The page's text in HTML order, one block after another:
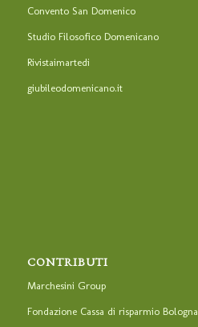
Convento San Domenico
Studio Filosofico Domenicano
Rivistaimartedi
giubileodomenicano.it
CONTRIBUTI
Marchesini Group
Fondazione Cassa di risparmio Bologna